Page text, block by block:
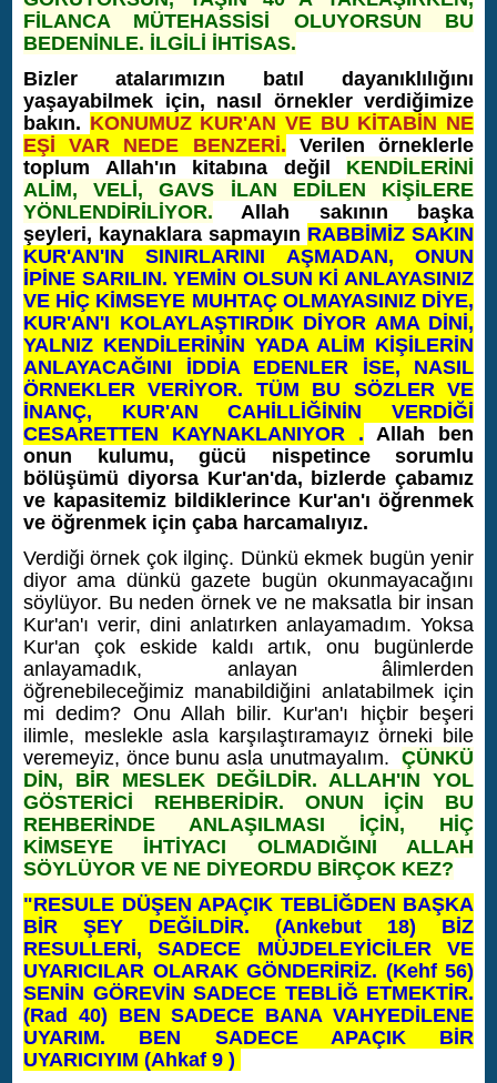
FİLANCA MÜTEHASSİSİ OLUYORSUN BU
BEDENİNLE. İLGİLİ İHTİSAS.
Bizler atalarımızın batıl dayanıklılığını
yaşayabilmek için, nasıl örnekler verdiğimize
bakın. KONUMUZ KUR'AN VE BU KİTABİN NE
EŞİ VAR NEDE BENZERİ. Verilen örneklerle
toplum Allah'ın kitabına değil KENDİLERİNİ
ALİM, VELİ, GAVS İLAN EDİLEN KİŞİLERE
YÖNLENDİRİLİYOR. Allah sakının başka
şeyleri, kaynaklara sapmayın RABBİMİZ SAKIN
KUR'AN'IN SINIRLARINI AŞMADAN, ONUN
İPİNE SARILIN. YEMİN OLSUN Kİ ANLAYASINIZ
VE HİÇ KİMSEYE MUHTAÇ OLMAYASINIZ DİYE,
KUR'AN'I KOLAYLAŞTIRDIK DİYOR AMA DİNİ,
YALNIZ KENDİLERİNİN YADA ALİM KİŞİLERİN
ANLAYACAĞINI İDDİA EDENLER İSE, NASIL
ÖRNEKLER VERİYOR. TÜM BU SÖZLER VE
İNANÇ, KUR'AN CAHİLLİĞİNİN VERDİĞİ
CESARETTEN KAYNAKLANIYOR . Allah ben
onun kulumu, gücü nispetince sorumlu
bölüşümü diyorsa Kur'an'da, bizlerde çabamız
ve kapasitemiz bildiklerince Kur'an'ı öğrenmek
ve öğrenmek için çaba harcamalıyız.
Verdiği örnek çok ilginç. Dünkü ekmek bugün yenir
diyor ama dünkü gazete bugün okunmayacağını
söylüyor. Bu neden örnek ve ne maksatla bir insan
Kur'an'ı verir, dini anlatırken anlayamadım. Yoksa
Kur'an çok eskide kaldı artık, onu bugünlerde
anlayamadık, anlayan âlimlerden
öğrenebileceğimiz manabildiğini anlatabilmek için
mi dedim? Onu Allah bilir. Kur'an'ı hiçbir beşeri
ilimle, meslekle asla karşılaştıramayız örneki bile
veremeyiz, önce bunu asla unutmayalım. ÇÜNKÜ
DİN, BİR MESLEK DEĞİLDİR. ALLAH'IN YOL
GÖSTERİCİ REHBERİDİR. ONUN İÇİN BU
REHBERİNDE ANLAŞILMASI İÇİN, HİÇ
KİMSEYE İHTİYACI OLMADIĞINI ALLAH
SÖYLÜYOR VE NE DİYEORDU BİRÇOK KEZ?
"RESULE DÜŞEN APAÇIK TEBLİĞDEN BAŞKA
BİR ŞEY DEĞİLDİR. (Ankebut 18) BİZ
RESULLERİ, SADECE MÜJDELEYİCİLER VE
UYARICILAR OLARAK GÖNDERİRİZ. (Kehf 56)
SENİN GÖREVİN SADECE TEBLİĞ ETMEKTİR.
(Rad 40) BEN SADECE BANA VAHYEDİLENE
UYARIM. BEN SADECE APAÇIK BİR
UYARICIYIM (Ahkaf 9 )